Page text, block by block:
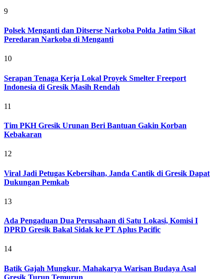
9
Polsek Menganti dan Ditserse Narkoba Polda Jatim Sikat
Peredaran Narkoba di Menganti
10
Serapan Tenaga Kerja Lokal Proyek Smelter Freeport
Indonesia di Gresik Masih Rendah
11
Tim PKH Gresik Urunan Beri Bantuan Gakin Korban
Kebakaran
12
Viral Jadi Petugas Kebersihan, Janda Cantik di Gresik Dapat
Dukungan Pemkab
13
Ada Pengaduan Dua Perusahaan di Satu Lokasi, Komisi I
DPRD Gresik Bakal Sidak ke PT Aplus Pacific
14
Batik Gajah Mungkur, Mahakarya Warisan Budaya Asal
Gresik Turun Temurun